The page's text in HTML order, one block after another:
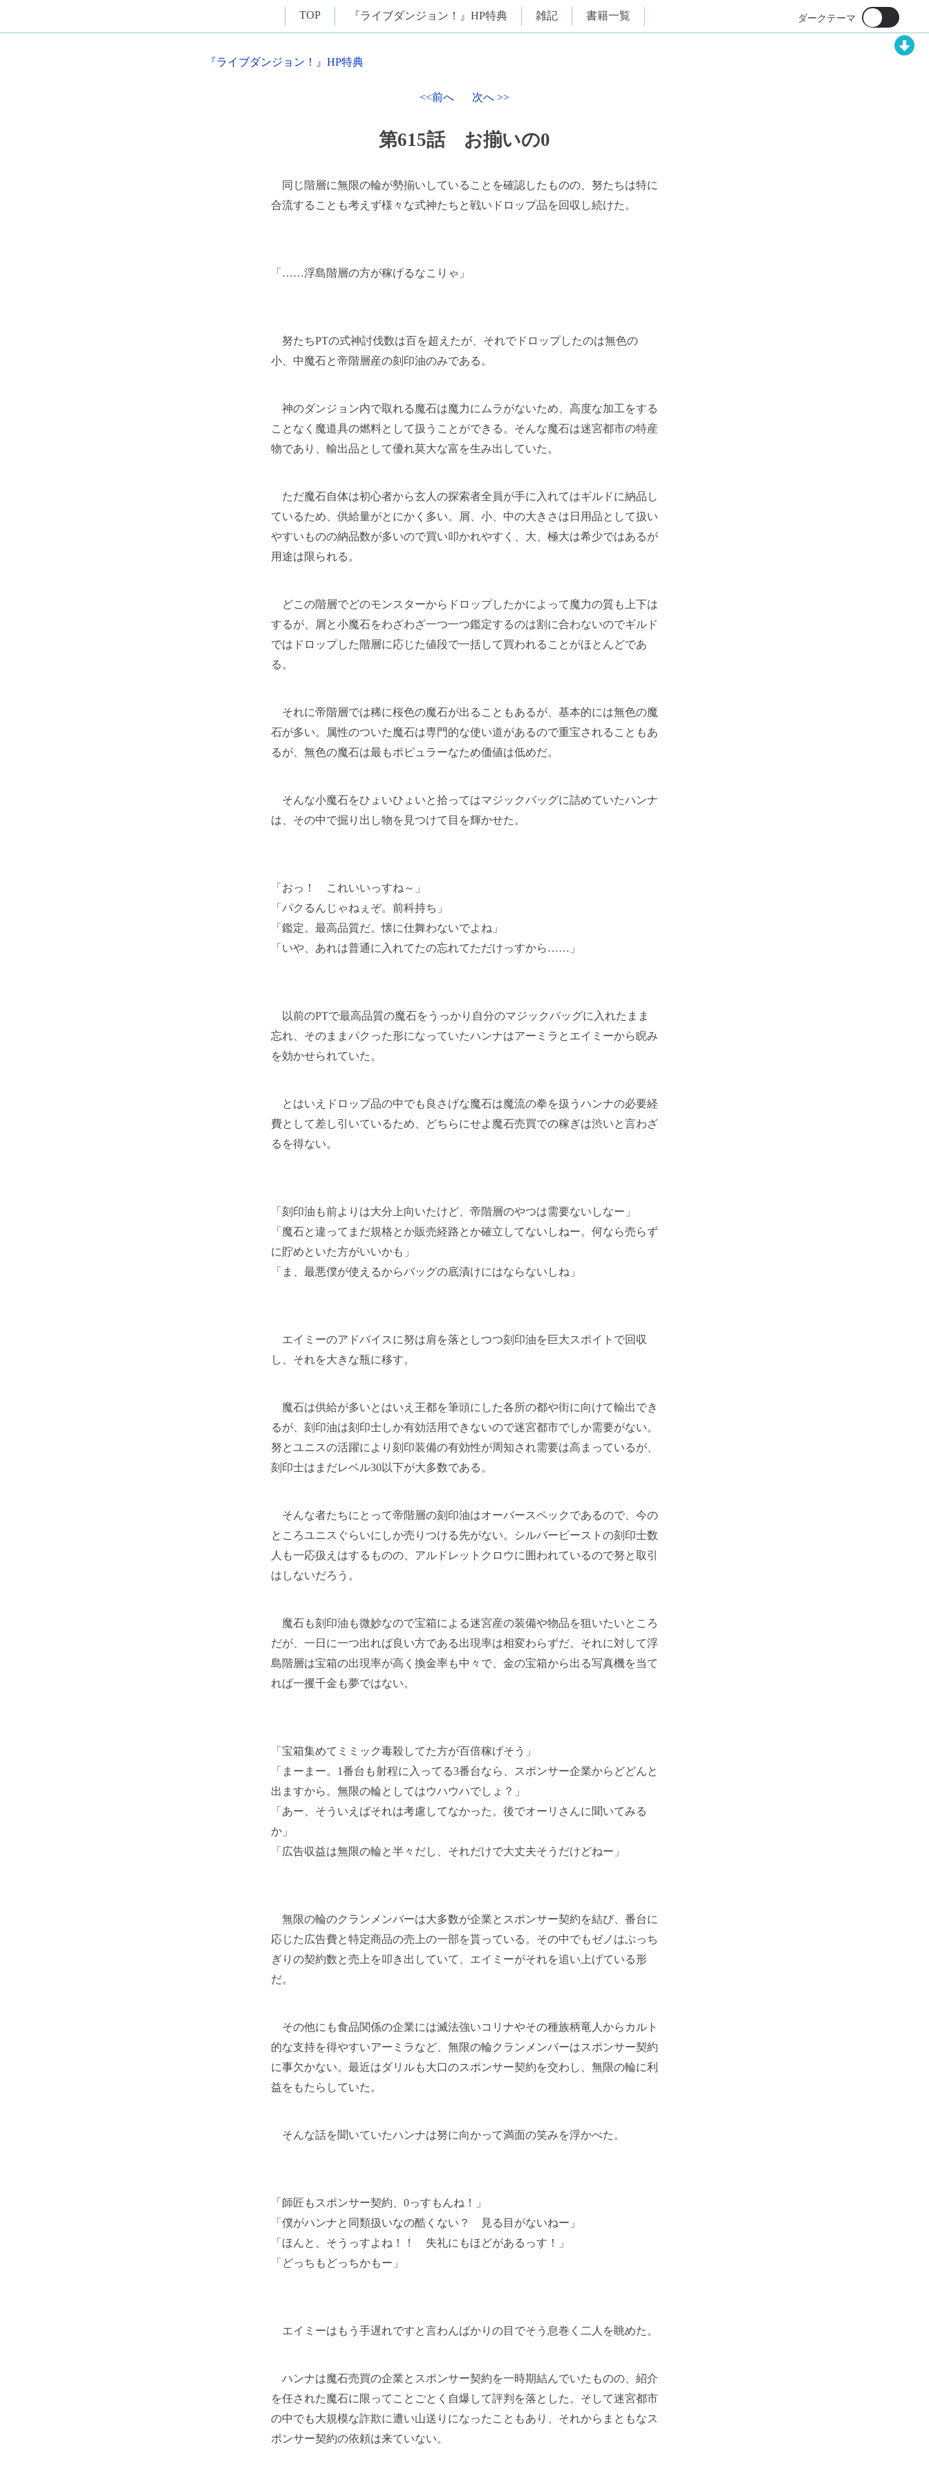
TOP 『ライブダンジョン！』HP特典 雑記 書籍一覧
『ライブダンジョン！』HP特典
<<前へ 次へ >>
第615話 お揃いの0
同じ階層に無限の輪が勢揃いしていることを確認したものの、努たちは特に
合流することも考えず様々な式神たちと戦いドロップ品を回収し続けた。
「……浮島階層の方が稼げるなこりゃ」
努たちPTの式神討伐数は百を超えたが、それでドロップしたのは無色の
小、中魔石と帝階層産の刻印油のみである。
神のダンジョン内で取れる魔石は魔力にムラがないため、高度な加工をする
ことなく魔道具の燃料として扱うことができる。そんな魔石は迷宮都市の特産
物であり、輸出品として優れ莫大な富を生み出していた。
ただ魔石自体は初心者から玄人の探索者全員が手に入れてはギルドに納品し
ているため、供給量がとにかく多い。屑、小、中の大きさは日用品として扱い
やすいものの納品数が多いので買い叩かれやすく、大、極大は希少ではあるが
用途は限られる。
どこの階層でどのモンスターからドロップしたかによって魔力の質も上下は
するが、屑と小魔石をわざわざ一つ一つ鑑定するのは割に合わないのでギルド
ではドロップした階層に応じた値段で一括して買われることがほとんどであ
る。
それに帝階層では稀に桜色の魔石が出ることもあるが、基本的には無色の魔
石が多い。属性のついた魔石は専門的な使い道があるので重宝されることもあ
るが、無色の魔石は最もポピュラーなため価値は低めだ。
そんな小魔石をひょいひょいと拾ってはマジックバッグに詰めていたハンナ
は、その中で掘り出し物を見つけて目を輝かせた。
「おっ！ これいいっすね～」
「パクるんじゃねぇぞ。前科持ち」
「鑑定。最高品質だ。懐に仕舞わないでよね」
「いや、あれは普通に入れてたの忘れてただけっすから……」
以前のPTで最高品質の魔石をうっかり自分のマジックバッグに入れたまま
忘れ、そのままパクった形になっていたハンナはアーミラとエイミーから睨み
を効かせられていた。
とはいえドロップ品の中でも良さげな魔石は魔流の拳を扱うハンナの必要経
費として差し引いているため、どちらにせよ魔石売買での稼ぎは渋いと言わざ
るを得ない。
「刻印油も前よりは大分上向いたけど、帝階層のやつは需要ないしなー」
「魔石と違ってまだ規格とか販売経路とか確立してないしねー。何なら売らず
に貯めといた方がいいかも」
「ま、最悪僕が使えるからバッグの底漬けにはならないしね」
エイミーのアドバイスに努は肩を落としつつ刻印油を巨大スポイトで回収
し、それを大きな瓶に移す。
魔石は供給が多いとはいえ王都を筆頭にした各所の都や街に向けて輸出でき
るが、刻印油は刻印士しか有効活用できないので迷宮都市でしか需要がない。
努とユニスの活躍により刻印装備の有効性が周知され需要は高まっているが、
刻印士はまだレベル30以下が大多数である。
そんな者たちにとって帝階層の刻印油はオーバースペックであるので、今の
ところユニスぐらいにしか売りつける先がない。シルバービーストの刻印士数
人も一応扱えはするものの、アルドレットクロウに囲われているので努と取引
はしないだろう。
魔石も刻印油も微妙なので宝箱による迷宮産の装備や物品を狙いたいところ
だが、一日に一つ出れば良い方である出現率は相変わらずだ。それに対して浮
島階層は宝箱の出現率が高く換金率も中々で、金の宝箱から出る写真機を当て
れば一攫千金も夢ではない。
「宝箱集めてミミック毒殺してた方が百倍稼げそう」
「まーまー。1番台も射程に入ってる3番台なら、スポンサー企業からどどんと
出ますから。無限の輪としてはウハウハでしょ？」
「あー、そういえばそれは考慮してなかった。後でオーリさんに聞いてみる
か」
「広告収益は無限の輪と半々だし、それだけで大丈夫そうだけどねー」
無限の輪のクランメンバーは大多数が企業とスポンサー契約を結び、番台に
応じた広告費と特定商品の売上の一部を貰っている。その中でもゼノはぶっち
ぎりの契約数と売上を叩き出していて、エイミーがそれを追い上げている形
だ。
その他にも食品関係の企業には滅法強いコリナやその種族柄竜人からカルト
的な支持を得やすいアーミラなど、無限の輪クランメンバーはスポンサー契約
に事欠かない。最近はダリルも大口のスポンサー契約を交わし、無限の輪に利
益をもたらしていた。
そんな話を聞いていたハンナは努に向かって満面の笑みを浮かべた。
「師匠もスポンサー契約、0っすもんね！」
「僕がハンナと同類扱いなの酷くない？ 見る目がないねー」
「ほんと、そうっすよね！！ 失礼にもほどがあるっす！」
「どっちもどっちかもー」
エイミーはもう手遅れですと言わんばかりの目でそう息巻く二人を眺めた。
ハンナは魔石売買の企業とスポンサー契約を一時期結んでいたものの、紹介
を任された魔石に限ってことごとく自爆して評判を落とした。そして迷宮都市
の中でも大規模な詐欺に遭い山送りになったこともあり、それからまともなス
ポンサー契約の依頼は来ていない。